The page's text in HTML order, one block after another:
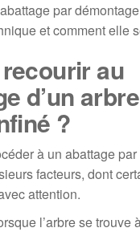
par
et comment elle
au
d’un
?
à un abattage
facteurs, dont
attention.
l’arbre se trouve